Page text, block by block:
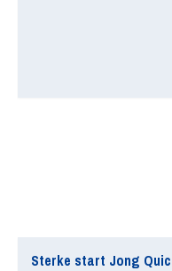
Sterke start Jong